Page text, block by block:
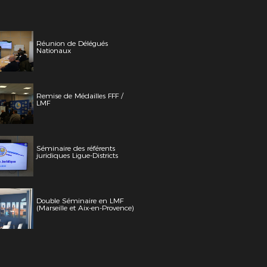
Réunion de Délégués
Nationaux
Remise de Médailles FFF /
LMF
Séminaire des référents
juridiques Ligue-Districts
Double Séminaire en LMF
(Marseille et Aix-en-Provence)